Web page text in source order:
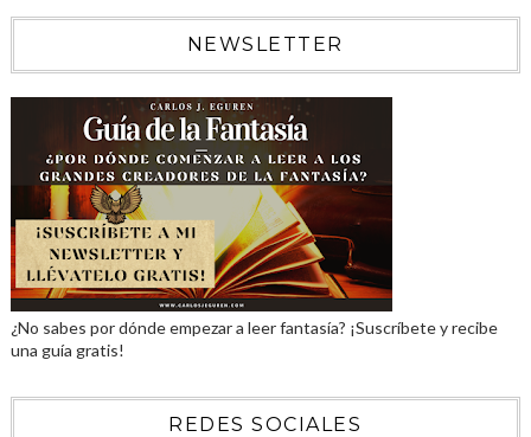
NEWSLETTER
¿No sabes por dónde empezar a leer fantasía? ¡Suscríbete y recibe
una guía gratis!
REDES SOCIALES